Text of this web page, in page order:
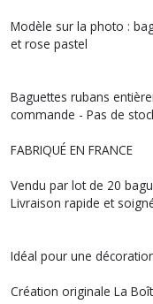
Modèle sur la photo :
et rose pastel
Baguettes rubans
commande - Pas de
FABRIQUÉ EN FRANCE
Vendu par lot de 20
Livraison rapide et
Idéal pour une
Création originale La